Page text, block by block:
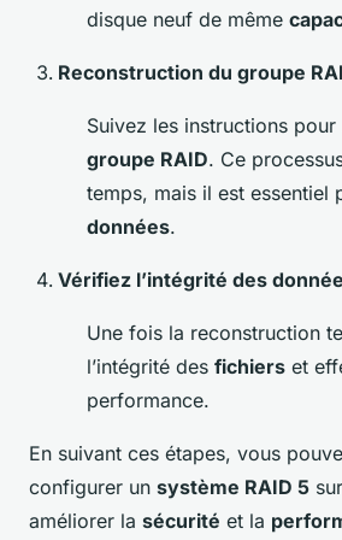
disque neuf de même
Reconstruction du groupe
Suivez les instructions
groupe RAID. Ce
temps, mais il est essentiel
données.
Vérifiez l’intégrité des
Une fois la reconstruction
l’intégrité des fichiers et
performance.
En suivant ces étapes, vous
configurer un système RAID 5
améliorer la sécurité et la